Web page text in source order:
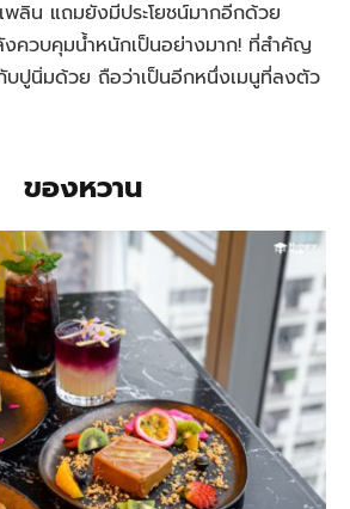
พลิน แถมยังมีประโยชน์มากอีกด้วย
งควบคุมน้ำหนักเป็นอย่างมาก! ที่สำคัญ
ปูนิ่มด้วย ถือว่าเป็นอีกหนึ่งเมนูที่ลงตัว
ของหวาน